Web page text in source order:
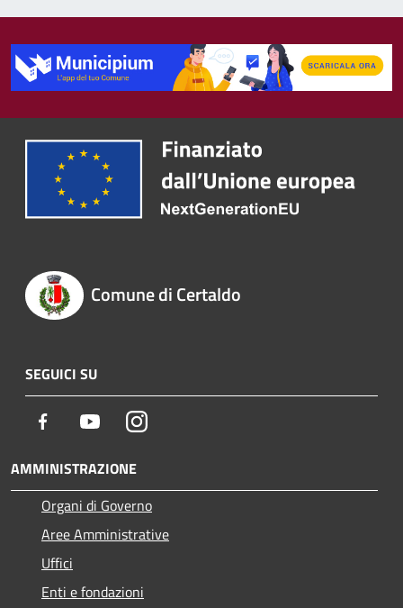
Comune di Certaldo
SEGUICI SU
Facebook YoutubeInstagram
AMMINISTRAZIONE
Organi di Governo
Aree Amministrative
Uffici
Enti e fondazioni